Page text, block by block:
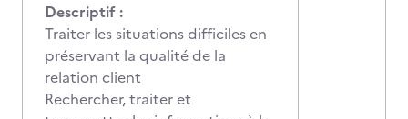
Descriptif :
Traiter les situations difficiles en
préservant la qualité de la
relation client
Rechercher, traiter et